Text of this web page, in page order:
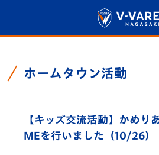
ホームタウン活動
【キッズ交流活動】かめり
MEを行いました（10/26）